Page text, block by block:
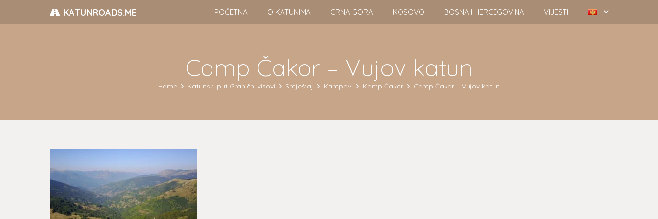
KATUNROADS.ME POČETNA O KATUNIMA CRNA GORA KOSOVO BOSNA I HERCEGOVINA VIJESTI
Camp Čakor – Vujov katun
Home Katunski put Granični visovi Smještaj Kampovi Kamp Čakor Camp Čakor – Vujov katun